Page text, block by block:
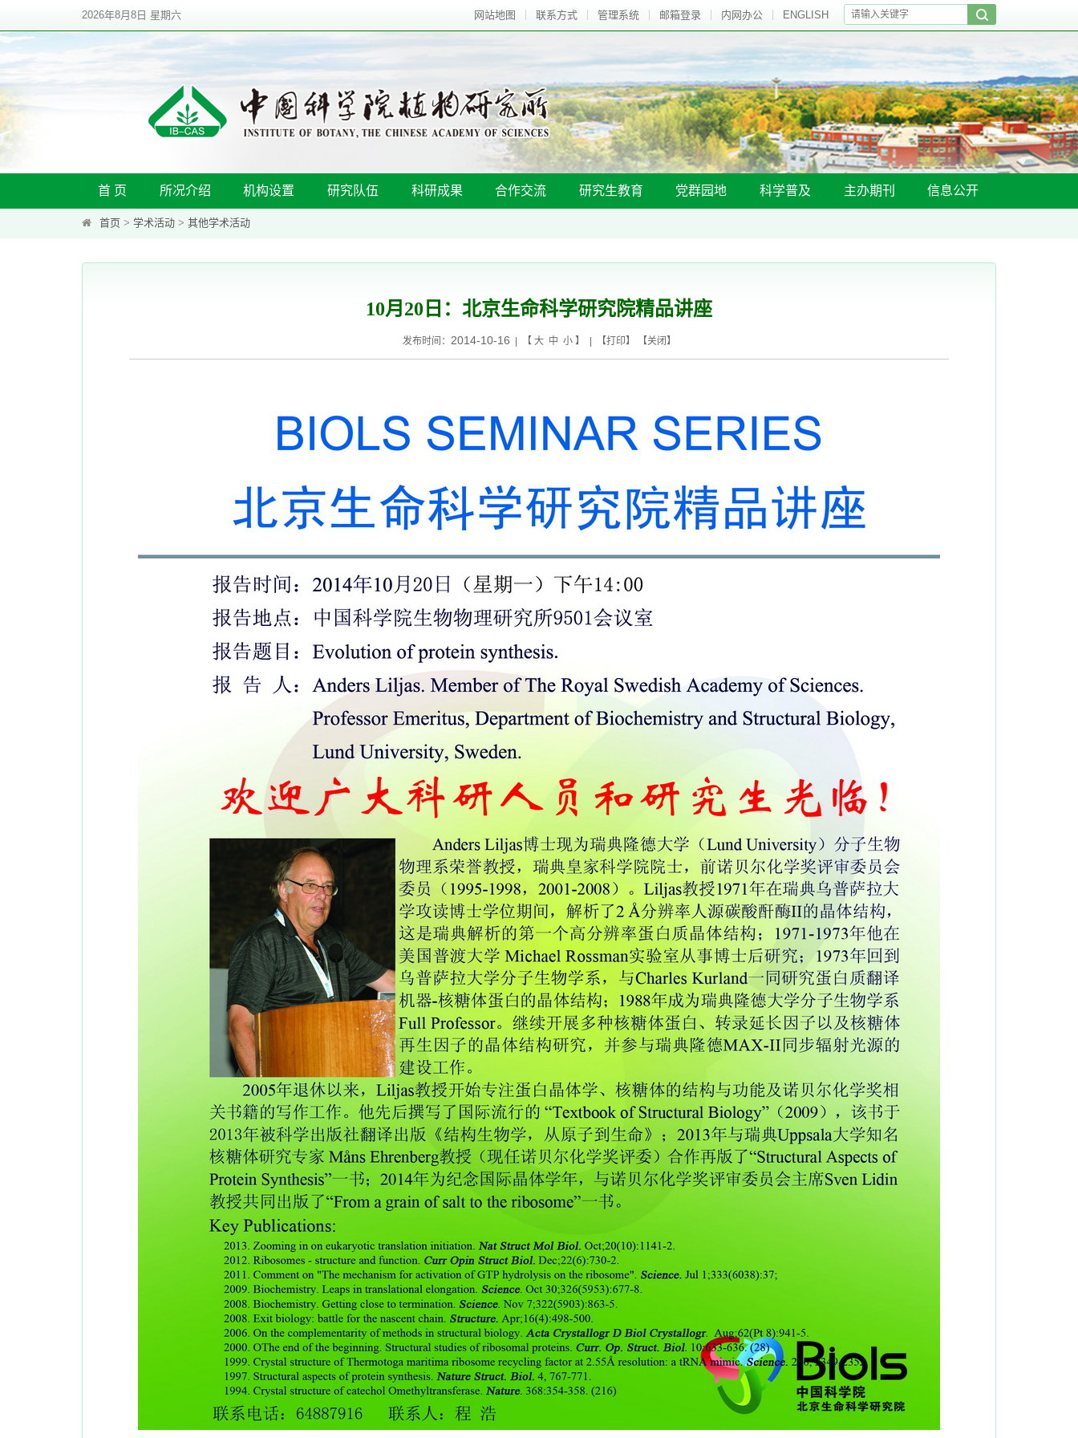
2026年8月8日 星期六 网站地图 联系方式 管理系统 邮箱登录 内网办公 ENGLISH
首 页 所况介绍 机构设置 研究队伍 科研成果 合作交流 研究生教育 党群园地 科学普及 主办期刊 信息公开
首页 > 学术活动 > 其他学术活动
10月20日：北京生命科学研究院精品讲座
发布时间： 2014-10-16 | 【 大 中 小】 | 【打印】 【关闭 】